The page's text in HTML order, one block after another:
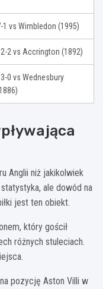
1 vs Wimbledon (1995)
2 vs Accrington (1892)
0 vs Wednesbury
Anglii niż jakikolwiek
ale dowód na
jest ten obiekt.
który gościł
różnych stuleciach.
pozycję Aston Villi w